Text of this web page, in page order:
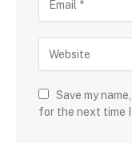
Save my
for the next time